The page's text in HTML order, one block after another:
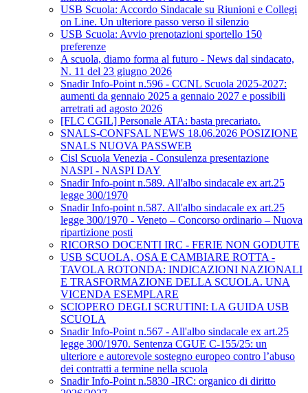
USB Scuola: Accordo Sindacale su Riunioni e Collegi
on Line. Un ulteriore passo verso il silenzio
USB Scuola: Avvio prenotazioni sportello 150
preferenze
A scuola, diamo forma al futuro - News dal sindacato,
N. 11 del 23 giugno 2026
Snadir Info-Point n.596 - CCNL Scuola 2025-2027:
aumenti da gennaio 2025 a gennaio 2027 e possibili
arretrati ad agosto 2026
[FLC CGIL] Personale ATA: basta precariato.
SNALS-CONFSAL NEWS 18.06.2026 POSIZIONE
SNALS NUOVA PASSWEB
Cisl Scuola Venezia - Consulenza presentazione
NASPI - NASPI DAY
Snadir Info-point n.589. All'albo sindacale ex art.25
legge 300/1970
Snadir Info-point n.587. All'albo sindacale ex art.25
legge 300/1970 - Veneto – Concorso ordinario – Nuova
ripartizione posti
RICORSO DOCENTI IRC - FERIE NON GODUTE
USB SCUOLA, OSA E CAMBIARE ROTTA -
TAVOLA ROTONDA: INDICAZIONI NAZIONALI
E TRASFORMAZIONE DELLA SCUOLA. UNA
VICENDA ESEMPLARE
SCIOPERO DEGLI SCRUTINI: LA GUIDA USB
SCUOLA
Snadir Info-Point n.567 - All'albo sindacale ex art.25
legge 300/1970. Sentenza CGUE C‑155/25: un
ulteriore e autorevole sostegno europeo contro l’abuso
dei contratti a termine nella scuola
Snadir Info-Point n.5830 -IRC: organico di diritto